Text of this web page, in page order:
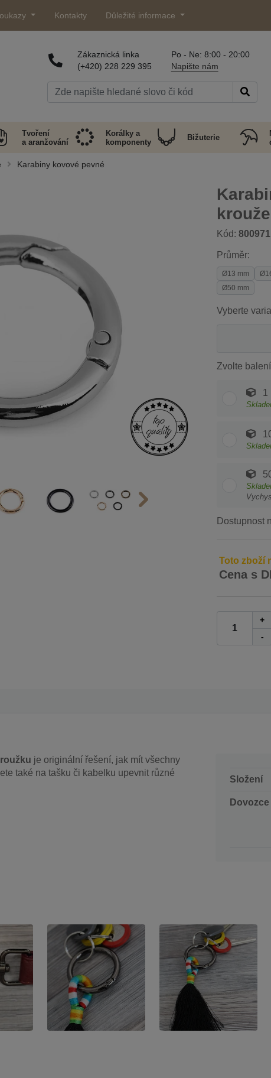
Kontakty Důležité informace
Zákaznická linka
(+420) 228 229 395
Po - Ne: 8:00 - 20:00
Napište nám
Tvoření
a aranžování
Korálky a
komponenty
Bižuterie
Karabiny kovové pevné
Kód: 800971
Průměr:
Ø13 mm
Ø50 mm
Vyberte
Zvolte
1
Dostupnost
Toto zboží
Cena s
+
-
je originální řešení, jak mít všechny
také na tašku či kabelku upevnit různé
Složení
Dovozce